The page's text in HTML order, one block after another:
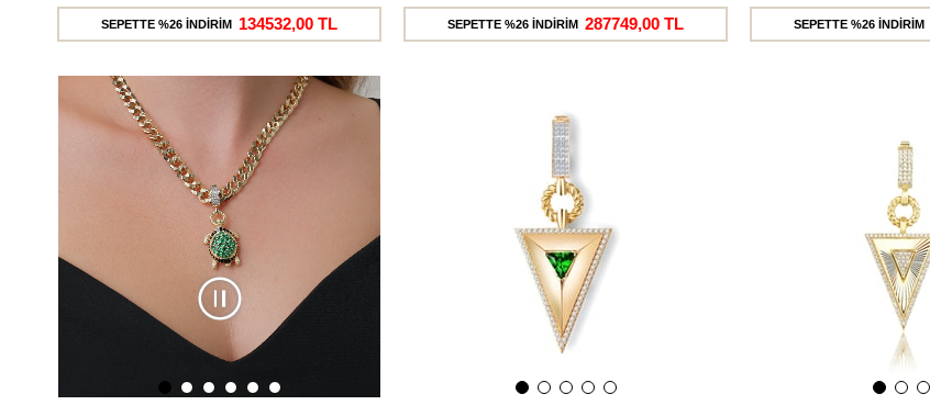
SEPETTE %26 İNDİRİM 134532,00 TL SEPETTE %26 İNDİRİM 287749,00 TL SEPETTE %26 İNDİRİM
Ücretsiz